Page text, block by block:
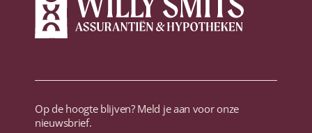
Op de hoogte blijven? Meld je aan voor onze
nieuwsbrief.